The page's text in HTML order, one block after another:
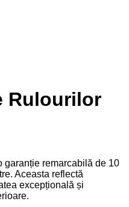
Rulourilor
garanție remarcabilă de 10
Aceasta reflectă
excepțională și